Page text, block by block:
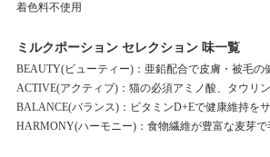
着色料不使用
ミルクポーション セレクション 味一覧
BEAUTY(ビューティー)：亜鉛配合で皮膚・被毛の
ACTIVE(アクティブ)：猫の必須アミノ酸、タウリ
BALANCE(バランス)：ビタミンD+Eで健康維持を
HARMONY(ハーモニー)：食物繊維が豊富な麦芽で